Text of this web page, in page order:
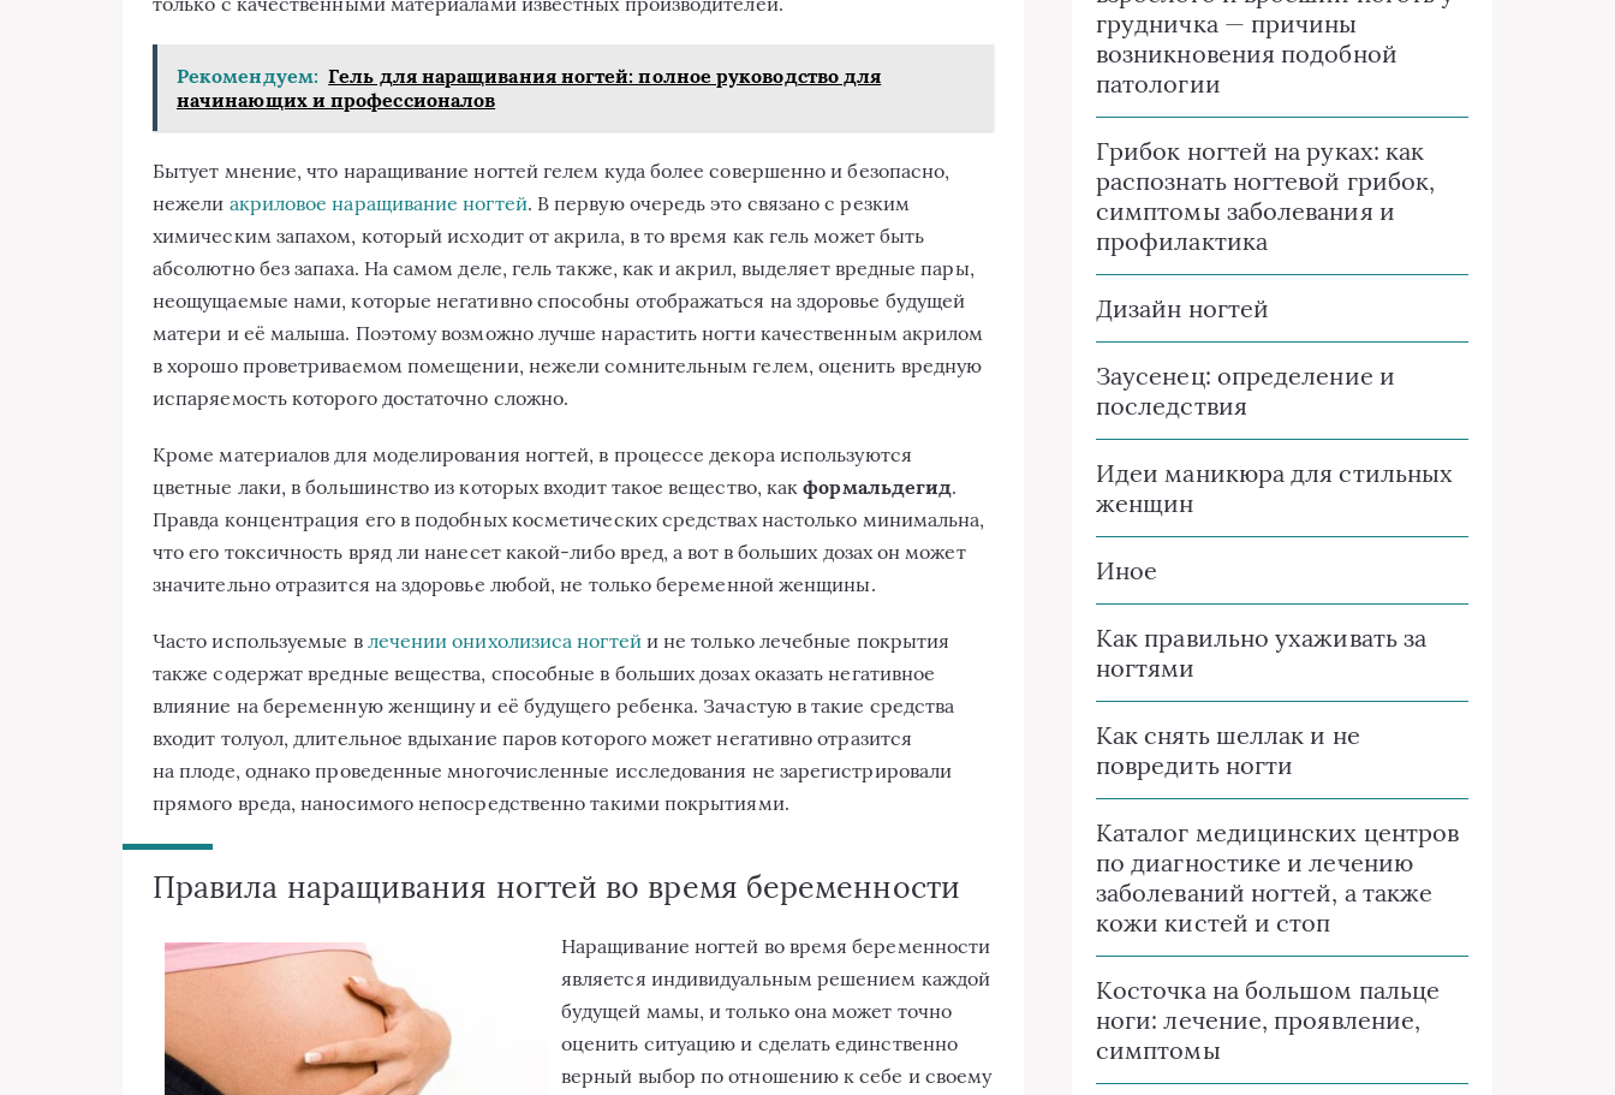
Рекомендуем: Гель для наращивания ногтей: полное руководство для
начинающих и профессионалов
Бытует мнение, что наращивание ногтей гелем куда более совершенно и безопасно,
нежели акриловое наращивание ногтей. В первую очередь это связано с резким
химическим запахом, который исходит от акрила, в то время как гель может быть
абсолютно без запаха. На самом деле, гель также, как и акрил, выделяет вредные пары,
неощущаемые нами, которые негативно способны отображаться на здоровье будущей
матери и её малыша. Поэтому возможно лучше нарастить ногти качественным акрилом
в хорошо проветриваемом помещении, нежели сомнительным гелем, оценить вредную
испаряемость которого достаточно сложно.
Кроме материалов для моделирования ногтей, в процессе декора используются
цветные лаки, в большинство из которых входит такое вещество, какформальдегид.
Правда концентрация его в подобных косметических средствах настолько минимальна,
что его токсичность вряд ли нанесет какой-либо вред, а вот в больших дозах он может
значительно отразится на здоровье любой, не только беременной женщины.
Часто используемые в лечении онихолизиса ногтейи не только лечебные покрытия
также содержат вредные вещества, способные в больших дозах оказать негативное
влияние на беременную женщину и её будущего ребенка. Зачастую в такие средства
входит толуол, длительное вдыхание паров которого может негативно отразится
на плоде, однако проведенные многочисленные исследования не зарегистрировали
прямого вреда, наносимого непосредственно такими покрытиями.
Правила наращивания ногтей во время беременности
Наращивание ногтей во время беременности
является индивидуальным решением каждой
будущей мамы, и только она может точно
оценить ситуацию и сделать единственно
верный выбор по отношению к себе и своему
грудничка — причины
возникновения подобной
патологии
Грибок ногтей на руках: как
распознать ногтевой грибок,
симптомы заболевания и
профилактика
Дизайн ногтей
Заусенец: определение и
последствия
Идеи маникюра для стильных
женщин
Иное
Как правильно ухаживать за
ногтями
Как снять шеллак и не
повредить ногти
Каталог медицинских центров
по диагностике и лечению
заболеваний ногтей, а также
кожи кистей и стоп
Косточка на большом пальце
ноги: лечение, проявление,
симптомы